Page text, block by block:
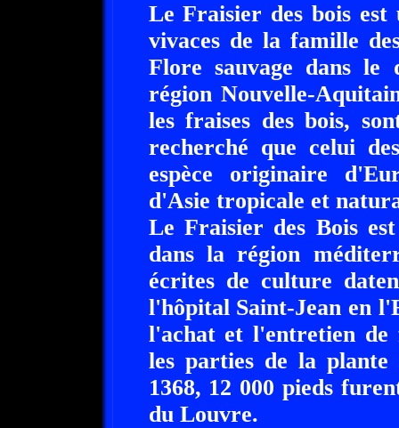
Le Fraisier des bois est
vivaces de la famille
Flore sauvage dans le
région Nouvelle-
les fraises des bois,
recherché que celui
espèce originaire
d'Asie tropicale et
Le Fraisier des Bois
dans la région
écrites de culture
l'hôpital Saint-Jean en
l'achat et l'entretien de
les parties de la plante
1368, 12 000 pieds
du Louvre.